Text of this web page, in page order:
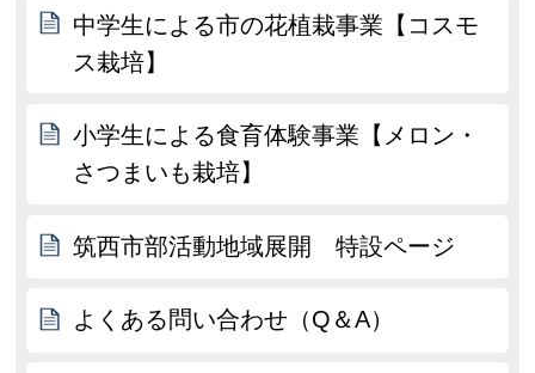
中学生による市の花植栽事業【コスモ
ス栽培】
小学生による食育体験事業【メロン・
さつまいも栽培】
筑西市部活動地域展開 特設ページ
よくある問い合わせ（Q＆A）